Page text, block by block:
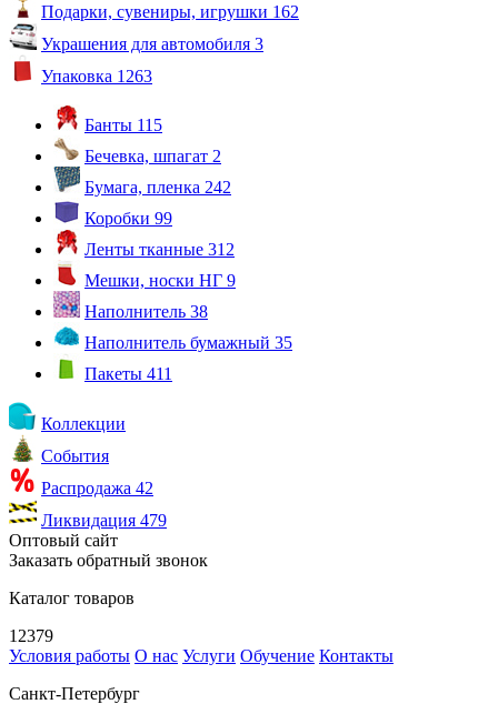
Подарки, сувениры, игрушки 162
Украшения для автомобиля 3
Упаковка 1263
Банты 115
Бечевка, шпагат 2
Бумага, пленка 242
Коробки 99
Ленты тканные 312
Мешки, носки НГ 9
Наполнитель 38
Наполнитель бумажный 35
Пакеты 411
Коллекции
События
Распродажа 42
Ликвидация 479
Оптовый сайт
Заказать обратный звонок
Каталог товаров
12379
Условия работы О нас Услуги Обучение Контакты
Санкт-Петербург